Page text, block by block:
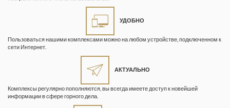
УДОБНО
Пользоваться нашими комплексами можно на любом устройстве, подключенном к
сети Интернет.
АКТУАЛЬНО
Комплексы регулярно пополняются, вы всегда имеете доступ к новейшей
информации в сфере горного дела.
Геопрофи
Горнопромышленные ведомости
Кузбасса. Информационный